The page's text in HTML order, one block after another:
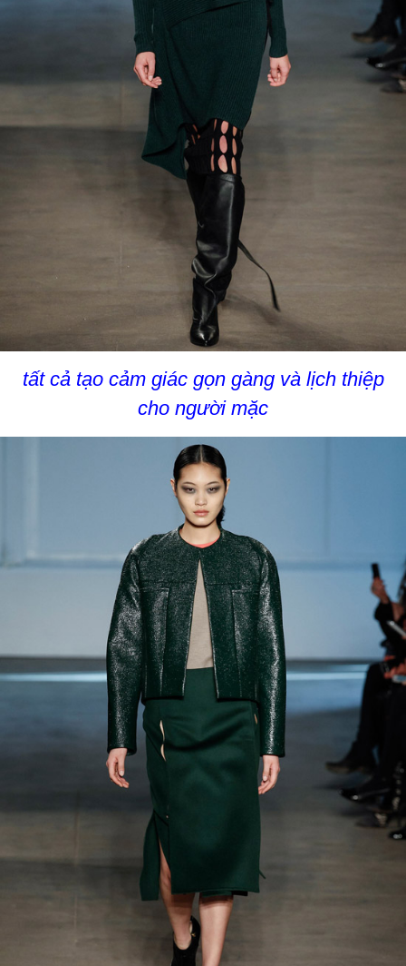
tất cả tạo cảm giác gọn gàng và lịch thiệp
cho người mặc